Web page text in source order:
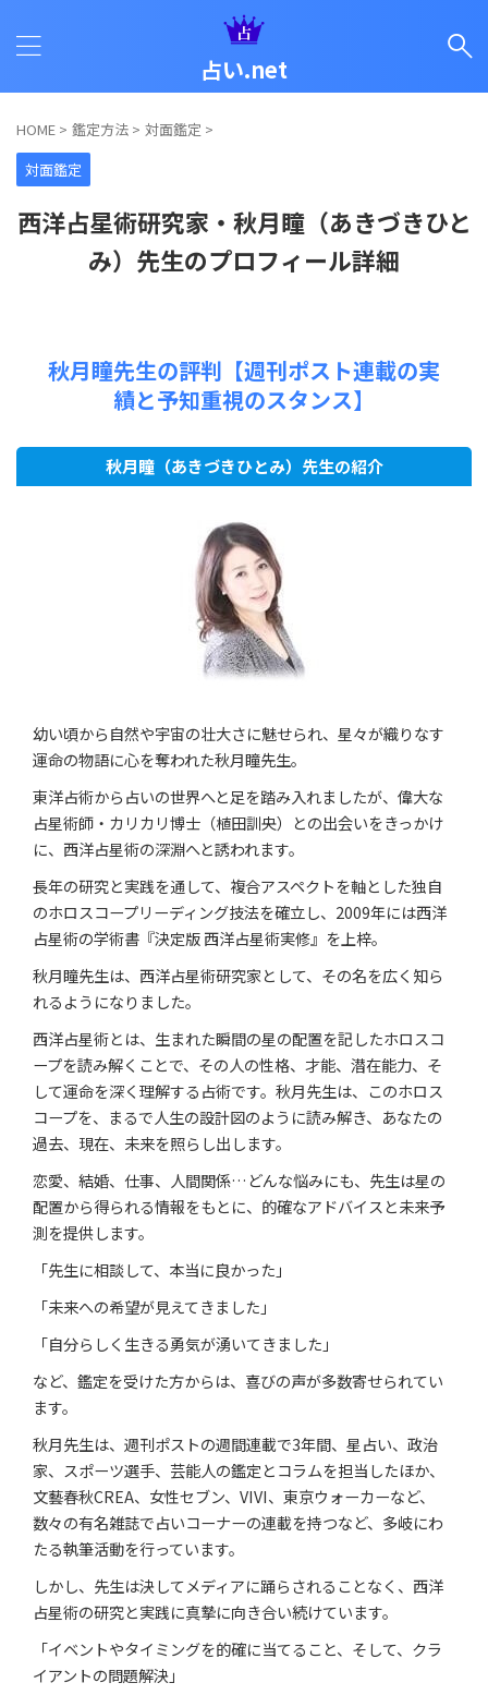
占い.net
HOME > 鑑定方法 > 対面鑑定 >
対面鑑定
西洋占星術研究家・秋月瞳（あきづきひと
み）先生のプロフィール詳細
秋月瞳先生の評判【週刊ポスト連載の実
績と予知重視のスタンス】
秋月瞳（あきづきひとみ）先生の紹介
幼い頃から自然や宇宙の壮大さに魅せられ、星々が織りなす
運命の物語に心を奪われた秋月瞳先生。
東洋占術から占いの世界へと足を踏み入れましたが、偉大な
占星術師・カリカリ博士（植田訓央）との出会いをきっかけ
に、西洋占星術の深淵へと誘われます。
長年の研究と実践を通して、複合アスペクトを軸とした独自
のホロスコープリーディング技法を確立し、2009年には西洋
占星術の学術書『決定版 西洋占星術実修』を上梓。
秋月瞳先生は、西洋占星術研究家として、その名を広く知ら
れるようになりました。
西洋占星術とは、生まれた瞬間の星の配置を記したホロスコ
ープを読み解くことで、その人の性格、才能、潜在能力、そ
して運命を深く理解する占術です。秋月先生は、このホロス
コープを、まるで人生の設計図のように読み解き、あなたの
過去、現在、未来を照らし出します。
恋愛、結婚、仕事、人間関係…どんな悩みにも、先生は星の
配置から得られる情報をもとに、的確なアドバイスと未来予
測を提供します。
「先生に相談して、本当に良かった」
「未来への希望が見えてきました」
「自分らしく生きる勇気が湧いてきました」
など、鑑定を受けた方からは、喜びの声が多数寄せられてい
ます。
秋月先生は、週刊ポストの週間連載で3年間、星占い、政治
家、スポーツ選手、芸能人の鑑定とコラムを担当したほか、
文藝春秋CREA、女性セブン、VIVI、東京ウォーカーなど、
数々の有名雑誌で占いコーナーの連載を持つなど、多岐にわ
たる執筆活動を行っています。
しかし、先生は決してメディアに踊らされることなく、西洋
占星術の研究と実践に真摯に向き合い続けています。
「イベントやタイミングを的確に当てること、そして、クラ
イアントの問題解決」